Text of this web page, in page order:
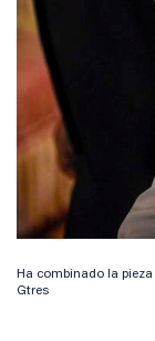
Ha combinado la
Gtres